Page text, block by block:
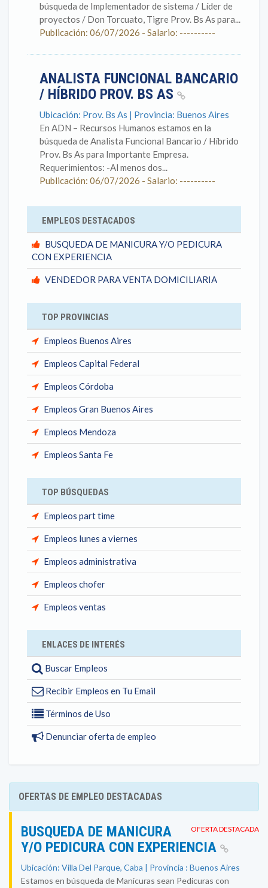
búsqueda de Implementador de sistema / Líder de
proyectos / Don Torcuato, Tigre Prov. Bs As para...
Publicación: 06/07/2026 - Salario: ----------
ANALISTA FUNCIONAL BANCARIO
/ HÍBRIDO PROV. BS AS
Ubicación: Prov. Bs As | Provincia: Buenos Aires
En ADN – Recursos Humanos estamos en la
búsqueda de Analista Funcional Bancario / Híbrido
Prov. Bs As para Importante Empresa.
Requerimientos: -Al menos dos...
Publicación: 06/07/2026 - Salario: ----------
EMPLEOS DESTACADOS
BUSQUEDA DE MANICURA Y/O PEDICURA
CON EXPERIENCIA
VENDEDOR PARA VENTA DOMICILIARIA
TOP PROVINCIAS
Empleos Buenos Aires
Empleos Capital Federal
Empleos Córdoba
Empleos Gran Buenos Aires
Empleos Mendoza
Empleos Santa Fe
TOP BÚSQUEDAS
Empleos part time
Empleos lunes a viernes
Empleos administrativa
Empleos chofer
Empleos ventas
ENLACES DE INTERÉS
Buscar Empleos
Recibir Empleos en Tu Email
Términos de Uso
Denunciar oferta de empleo
OFERTAS DE EMPLEO DESTACADAS
OFERTA DESTACADA
BUSQUEDA DE MANICURA
Y/O PEDICURA CON EXPERIENCIA
Ubicación: Villa Del Parque, Caba | Provincia : Buenos Aires
Estamos en búsqueda de Manicuras sean Pedicuras con